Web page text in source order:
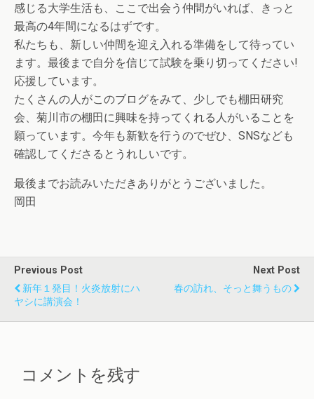
感じる大学生活も、ここで出会う仲間がいれば、きっと
最高の4年間になるはずです。
私たちも、新しい仲間を迎え入れる準備をして待ってい
ます。最後まで自分を信じて試験を乗り切ってください!
応援しています。
たくさんの人がこのブログをみて、少しでも棚田研究
会、菊川市の棚田に興味を持ってくれる人がいることを
願っています。今年も新歓を行うのでぜひ、SNSなども
確認してくださるとうれしいです。
最後までお読みいただきありがとうございました。
岡田
Previous Post
新年１発目！火炎放射にハ
ヤシに講演会！
Next Post
春の訪れ、そっと舞うもの
コメントを残す